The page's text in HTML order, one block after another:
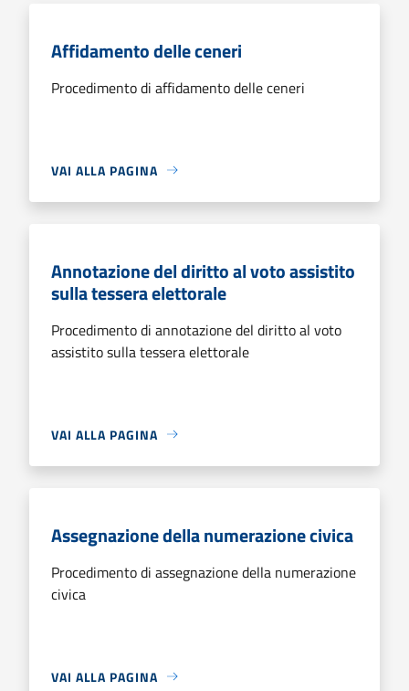
Affidamento delle ceneri
Procedimento di affidamento delle ceneri
VAI ALLA PAGINA
Annotazione del diritto al voto assistito
sulla tessera elettorale
Procedimento di annotazione del diritto al voto
assistito sulla tessera elettorale
VAI ALLA PAGINA
Assegnazione della numerazione civica
Procedimento di assegnazione della numerazione
civica
VAI ALLA PAGINA